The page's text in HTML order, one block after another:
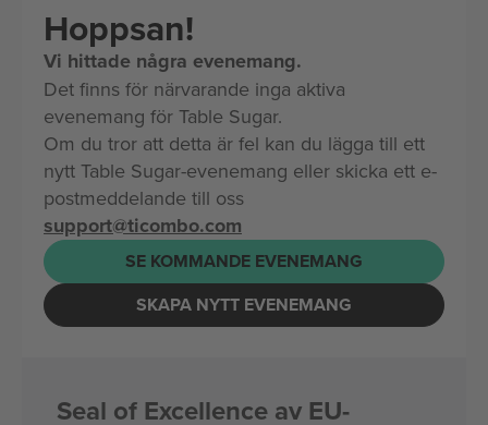
Hoppsan!
Vi hittade några evenemang.
Det finns för närvarande inga aktiva
evenemang för Table Sugar.
Om du tror att detta är fel kan du lägga till ett
nytt Table Sugar-evenemang eller skicka ett e-
postmeddelande till oss
support@ticombo.com
SE KOMMANDE EVENEMANG
SKAPA NYTT EVENEMANG
Seal of Excellence av EU-